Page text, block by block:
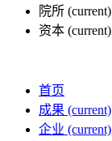
院所 (current)
资本 (current)
首页
成果 (current)
企业 (current)